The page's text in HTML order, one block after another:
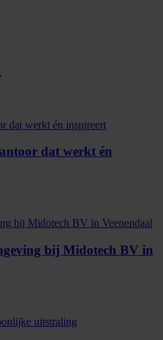
dat werkt én
bij Midotech BV in